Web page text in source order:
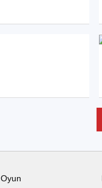
Oyun